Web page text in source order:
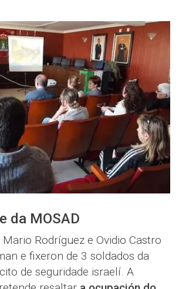
da MOSAD
Rodríguez e Ovidio Castro
e fixeron de 3 soldados da
de seguridade israelí. A